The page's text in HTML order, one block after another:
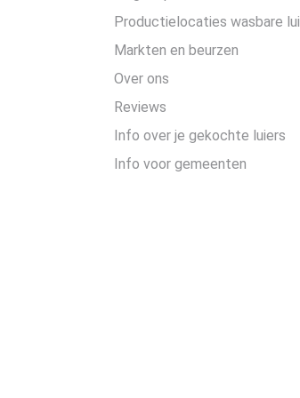
Productielocaties wasbare
Markten en beurzen
Over ons
Reviews
Info over je gekochte luiers
Info voor gemeenten